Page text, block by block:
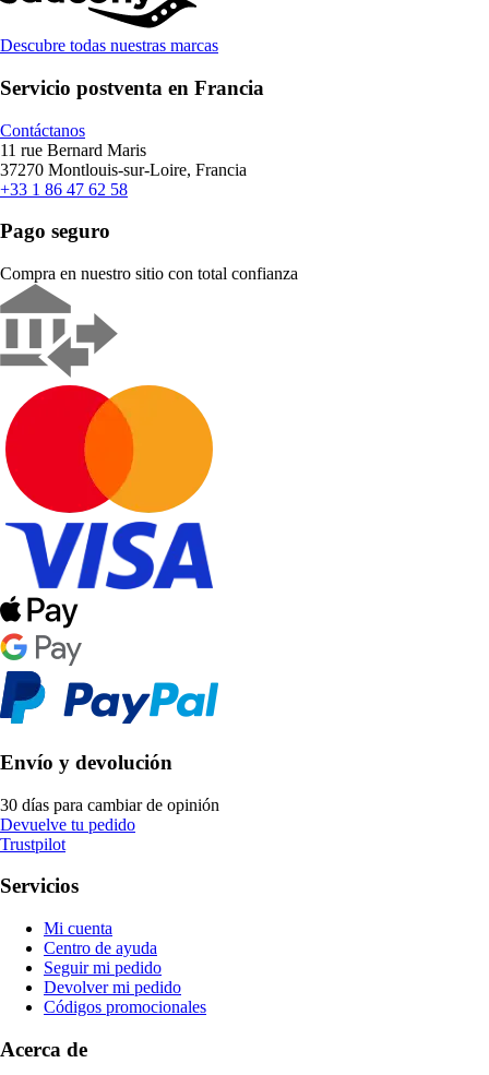
Descubre todas nuestras marcas
Servicio postventa en Francia
Contáctanos
11 rue Bernard Maris
37270 Montlouis-sur-Loire, Francia
+33 1 86 47 62 58
Pago seguro
Compra en nuestro sitio con total confianza
Envío y devolución
30 días para cambiar de opinión
Devuelve tu pedido
Trustpilot
Servicios
Mi cuenta
Centro de ayuda
Seguir mi pedido
Devolver mi pedido
Códigos promocionales
Acerca de